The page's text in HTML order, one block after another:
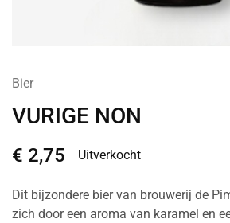
Bier
VURIGE NON
€ 2,75 Uitverkocht
Dit bijzondere bier van brouwerij de
zich door een aroma van karamel en